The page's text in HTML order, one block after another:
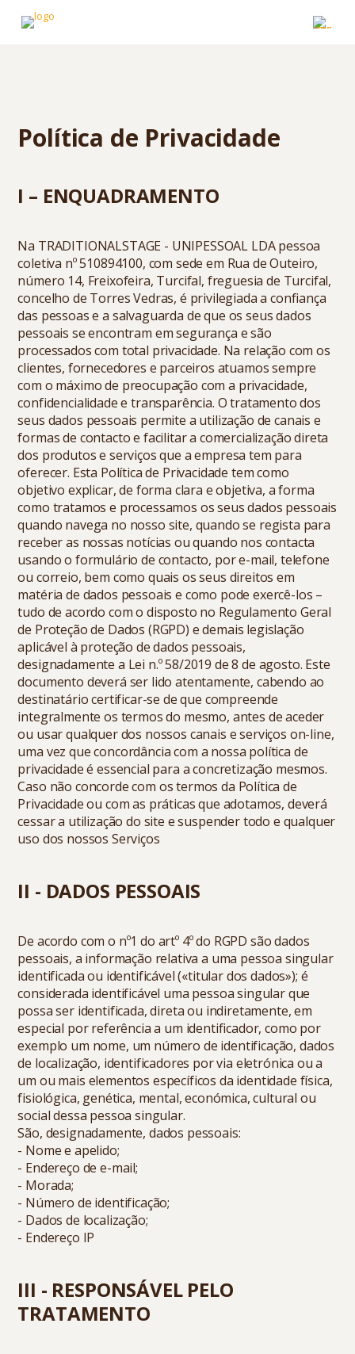
Política de Privacidade
I – ENQUADRAMENTO
Na TRADITIONALSTAGE - UNIPESSOAL LDA pessoa
coletiva nº 510894100, com sede em Rua de Outeiro,
número 14, Freixofeira, Turcifal, freguesia de Turcifal,
concelho de Torres Vedras, é privilegiada a confiança
das pessoas e a salvaguarda de que os seus dados
pessoais se encontram em segurança e são
processados com total privacidade. Na relação com os
clientes, fornecedores e parceiros atuamos sempre
com o máximo de preocupação com a privacidade,
confidencialidade e transparência. O tratamento dos
seus dados pessoais permite a utilização de canais e
formas de contacto e facilitar a comercialização direta
dos produtos e serviços que a empresa tem para
oferecer. Esta Política de Privacidade tem como
objetivo explicar, de forma clara e objetiva, a forma
como tratamos e processamos os seus dados pessoais
quando navega no nosso site, quando se regista para
receber as nossas notícias ou quando nos contacta
usando o formulário de contacto, por e-mail, telefone
ou correio, bem como quais os seus direitos em
matéria de dados pessoais e como pode exercê-los –
tudo de acordo com o disposto no Regulamento Geral
de Proteção de Dados (RGPD) e demais legislação
aplicável à proteção de dados pessoais,
designadamente a Lei n.º 58/2019 de 8 de agosto. Este
documento deverá ser lido atentamente, cabendo ao
destinatário certificar-se de que compreende
integralmente os termos do mesmo, antes de aceder
ou usar qualquer dos nossos canais e serviços on-line,
uma vez que concordância com a nossa política de
privacidade é essencial para a concretização mesmos.
Caso não concorde com os termos da Política de
Privacidade ou com as práticas que adotamos, deverá
cessar a utilização do site e suspender todo e qualquer
uso dos nossos Serviços
II - DADOS PESSOAIS
De acordo com o nº1 do artº 4º do RGPD são dados
pessoais, a informação relativa a uma pessoa singular
identificada ou identificável («titular dos dados»); é
considerada identificável uma pessoa singular que
possa ser identificada, direta ou indiretamente, em
especial por referência a um identificador, como por
exemplo um nome, um número de identificação, dados
de localização, identificadores por via eletrónica ou a
um ou mais elementos específicos da identidade física,
fisiológica, genética, mental, económica, cultural ou
social dessa pessoa singular.
São, designadamente, dados pessoais:
- Nome e apelido;
- Endereço de e-mail;
- Morada;
- Número de identificação;
- Dados de localização;
- Endereço IP
III - RESPONSÁVEL PELO
TRATAMENTO